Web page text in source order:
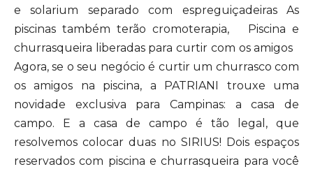
e solarium separado com espreguiçadeiras As
piscinas também terão cromoterapia, Piscina e
churrasqueira liberadas para curtir com os amigos
Agora, se o seu negócio é curtir um churrasco com
os amigos na piscina, a PATRIANI trouxe uma
novidade exclusiva para Campinas: a casa de
campo. E a casa de campo é tão legal, que
resolvemos colocar duas no SIRIUS! Dois espaços
reservados com piscina e churrasqueira para você